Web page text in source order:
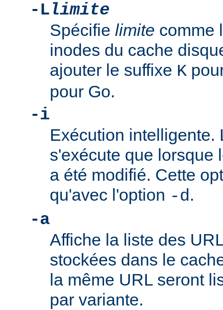
-Llimite
Spécifie limite comme
inodes du cache
ajouter le suffixe K
pour Go.
-i
Exécution intelligente.
s'exécute que lorsque
a été modifié. Cette
qu'avec l'option -d.
-a
Affiche la liste des
stockées dans le
la même URL seront
par variante.